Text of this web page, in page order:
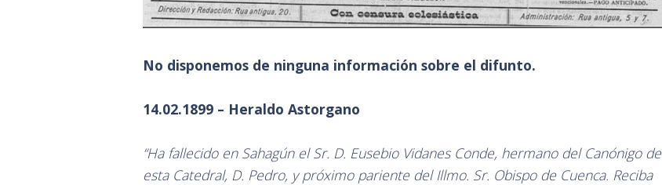
No disponemos de ninguna información sobre el difunto.
14.02.1899 – Heraldo Astorgano
“Ha fallecido en Sahagún el Sr. D. Eusebio Vidanes Conde, hermano del Canónigo de
esta Catedral, D. Pedro, y próximo pariente del Illmo. Sr. Obispo de Cuenca. Reciba